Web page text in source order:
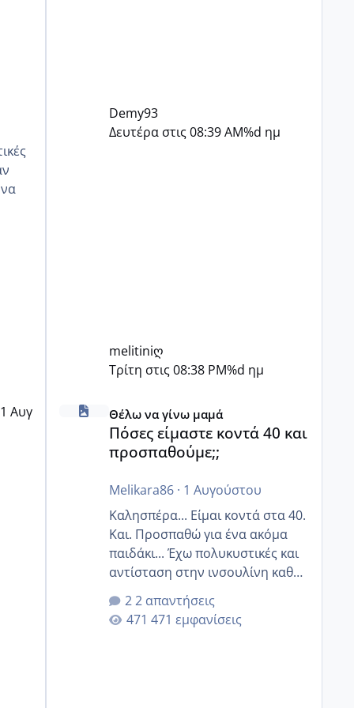
1 Αυγ
Demy93
Δευτέρα στις 08:39 AM%d ημ
melitiniღ
Τρίτη στις 08:38 PM%d ημ
Πόσες είμαστε κοντά 40 και προσπαθούμε;;
Θέλω να γίνω μαμά
Πόσες είμαστε κοντά 40 και
προσπαθούμε;;
Melikara86· 1 Αυγούστου
Καλησπέρα... Είμαι κοντά στα 40.
Και. Προσπαθώ για ένα ακόμα
παιδάκι... Έχω πολυκυστικές και
αντίσταση στην ινσουλίνη καθώς
και χάσιμοτο! Έχω λίγα κιλά
παραπάνω και όσο κ αν
προσπαθώ δεν χάνω εύκολα!
2 απαντήσεις
471 εμφανίσεις